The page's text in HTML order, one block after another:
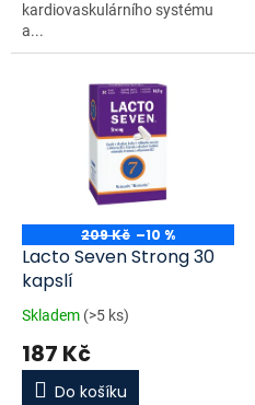
kardiovaskulárního systému
a...
209 Kč –10 %
Lacto Seven Strong 30
kapslí
Skladem (>5 ks)
187 Kč
Do košíku